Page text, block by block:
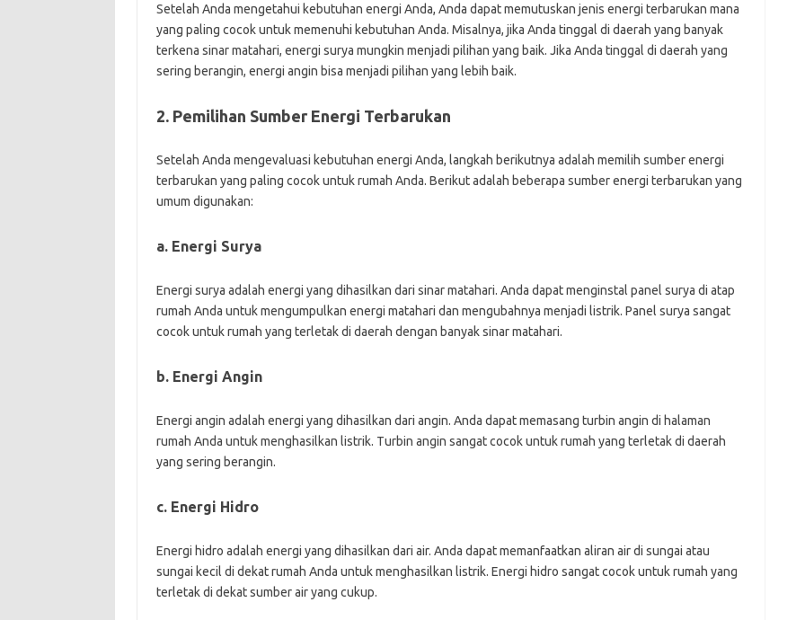
Setelah Anda mengetahui kebutuhan energi Anda, Anda dapat memutuskan jenis energi terbarukan mana
yang paling cocok untuk memenuhi kebutuhan Anda. Misalnya, jika Anda tinggal di daerah yang banyak
terkena sinar matahari, energi surya mungkin menjadi pilihan yang baik. Jika Anda tinggal di daerah yang
sering berangin, energi angin bisa menjadi pilihan yang lebih baik.
2. Pemilihan Sumber Energi Terbarukan
Setelah Anda mengevaluasi kebutuhan energi Anda, langkah berikutnya adalah memilih sumber energi
terbarukan yang paling cocok untuk rumah Anda. Berikut adalah beberapa sumber energi terbarukan yang
umum digunakan:
a. Energi Surya
Energi surya adalah energi yang dihasilkan dari sinar matahari. Anda dapat menginstal panel surya di atap
rumah Anda untuk mengumpulkan energi matahari dan mengubahnya menjadi listrik. Panel surya sangat
cocok untuk rumah yang terletak di daerah dengan banyak sinar matahari.
b. Energi Angin
Energi angin adalah energi yang dihasilkan dari angin. Anda dapat memasang turbin angin di halaman
rumah Anda untuk menghasilkan listrik. Turbin angin sangat cocok untuk rumah yang terletak di daerah
yang sering berangin.
c. Energi Hidro
Energi hidro adalah energi yang dihasilkan dari air. Anda dapat memanfaatkan aliran air di sungai atau
sungai kecil di dekat rumah Anda untuk menghasilkan listrik. Energi hidro sangat cocok untuk rumah yang
terletak di dekat sumber air yang cukup.